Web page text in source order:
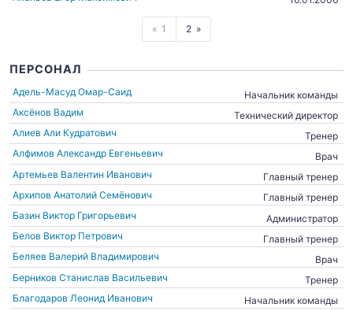
1 2
ПЕРСОНАЛ
Адель-Масуд Омар-Саид
Начальник команды
Аксёнов Вадим
Технический директор
Алиев Али Кудратович
Тренер
Алфимов Александр Евгеньевич
Врач
Артемьев Валентин Иванович
Главный тренер
Архипов Анатолий Семёнович
Главный тренер
Базин Виктор Григорьевич
Администратор
Белов Виктор Петрович
Главный тренер
Беляев Валерий Владимирович
Врач
Берников Станислав Васильевич
Тренер
Благодаров Леонид Иванович
Начальник команды